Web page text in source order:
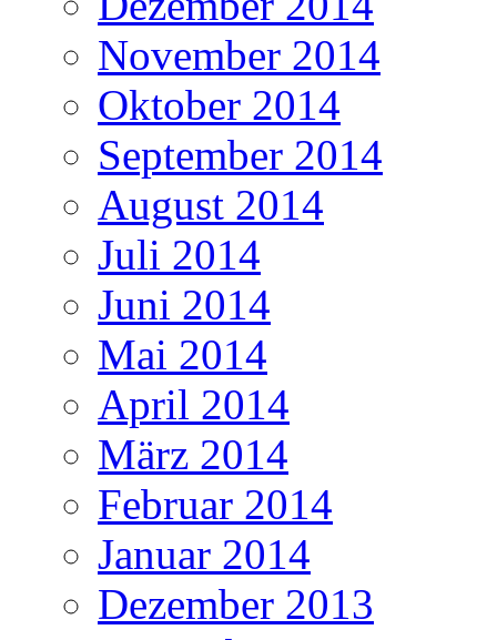
November 2014
Oktober 2014
September 2014
August 2014
Juli 2014
Juni 2014
Mai 2014
April 2014
März 2014
Februar 2014
Januar 2014
Dezember 2013